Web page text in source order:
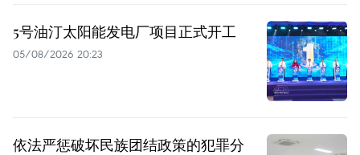
5号油汀太阳能发电厂项目正式开工
05/08/2026 20:23
依法严惩破坏民族团结政策的犯罪分